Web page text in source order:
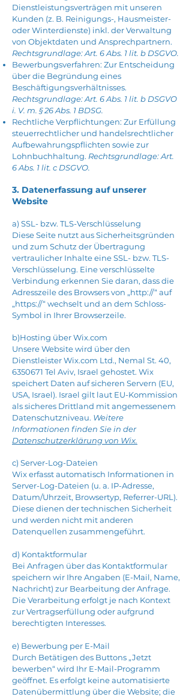
Dienstleistungsverträgen mit unseren
Kunden (z. B. Reinigungs-, Hausmeister-
oder Winterdienste) inkl. der Verwaltung
von Objektdaten und Ansprechpartnern.
Rechtsgrundlage: Art. 6 Abs. 1 lit. b DSGVO.
Bewerbungsverfahren: Zur Entscheidung
über die Begründung eines
Beschäftigungsverhältnisses.
Rechtsgrundlage: Art. 6 Abs. 1 lit. b DSGVO
i. V. m. § 26 Abs. 1 BDSG.
Rechtliche Verpflichtungen: Zur Erfüllung
steuerrechtlicher und handelsrechtlicher
Aufbewahrungspflichten sowie zur
Lohnbuchhaltung. Rechtsgrundlage: Art.
6 Abs. 1 lit. c DSGVO.
3. Datenerfassung auf unserer
Website
a) SSL- bzw. TLS-Verschlüsselung
Diese Seite nutzt aus Sicherheitsgründen
und zum Schutz der Übertragung
vertraulicher Inhalte eine SSL- bzw. TLS-
Verschlüsselung. Eine verschlüsselte
Verbindung erkennen Sie daran, dass die
Adresszeile des Browsers von „http://“ auf
„https://“ wechselt und an dem Schloss-
Symbol in Ihrer Browserzeile.
b)Hosting über Wix.com
Unsere Websitewird über den
DienstleisterWix.com Ltd., Nemal St. 40,
6350671 Tel Aviv, Israel gehostet. Wix
speichert Daten auf sicheren Servern (EU,
USA, Israel). Israel gilt laut EU-Kommission
als sicheres Drittland mit angemessenem
Datenschutzniveau. Weitere
Informationen finden Sie in der
Datenschutzerklärung von Wix.
c) Server-Log-Dateien
Wix erfasst automatisch Informationen in
Server-Log-Dateien (u. a. IP-Adresse,
Datum/Uhrzeit, Browsertyp, Referrer-URL).
Diese dienen der technischen Sicherheit
und werden nicht mit anderen
Datenquellen zusammengeführt.
d) Kontaktformular
Bei Anfragen über das Kontaktformular
speichern wir Ihre Angaben (E-Mail, Name,
Nachricht) zur Bearbeitung der Anfrage.
Die Verarbeitung erfolgt je nach Kontext
zur Vertragserfüllung oder aufgrund
berechtigten Interesses.
e) Bewerbung per E-Mail
Durch Betätigen des Buttons „Jetzt
bewerben“ wird Ihr E-Mail-Programm
geöffnet. Es erfolgt keine automatisierte
Datenübermittlung über die Website; die